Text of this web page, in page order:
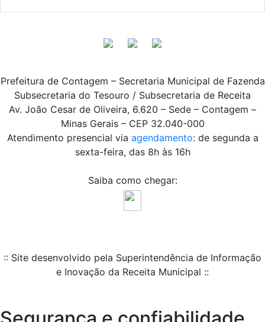
Prefeitura de Contagem – Secretaria Municipal de Fazenda
Subsecretaria do Tesouro / Subsecretaria de Receita
Av. João Cesar de Oliveira, 6.620 – Sede – Contagem –
Minas Gerais – CEP 32.040-000
Atendimento presencial via agendamento: de segunda a
sexta-feira, das 8h às 16h
Saiba como chegar:
:: Site desenvolvido pela Superintendência de Informação
e Inovação da Receita Municipal ::